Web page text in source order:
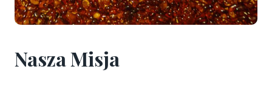
Nasza Misja